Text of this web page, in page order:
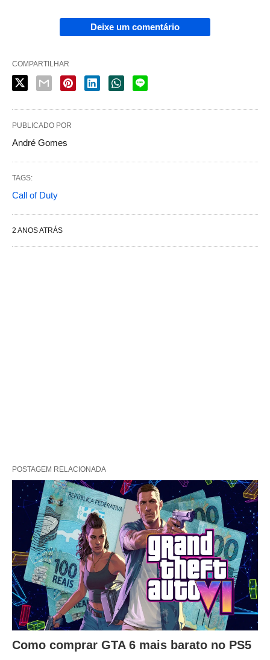
Deixe um comentário
COMPARTILHAR
PUBLICADO POR
André Gomes
TAGS:
Call of Duty
2 ANOS ATRÁS
POSTAGEM RELACIONADA
Como comprar GTA 6 mais barato no PS5